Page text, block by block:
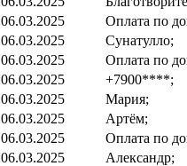
06.03.2025
Оплата по
06.03.2025
Сунатулло;
06.03.2025
Оплата по
06.03.2025
+7900****;
06.03.2025
Мария;
06.03.2025
Артём;
06.03.2025
Оплата по
06.03.2025
Александр;